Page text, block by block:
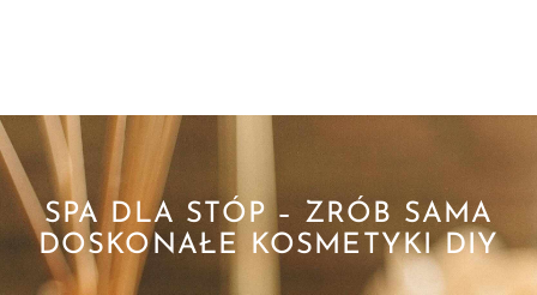
SPA DLA STÓP – ZRÓB SAMA
DOSKONAŁE KOSMETYKI DIY